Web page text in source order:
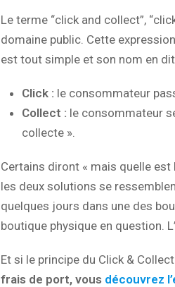
Le terme “click and collect”,
domaine public. Cette
est tout simple et son nom en
Click : le consommateur
Collect : le consommateur
collecte ».
Certains diront « mais quelle
les deux solutions se
quelques jours dans une des
boutique physique en question.
Et si le principe du Click &
frais de port, vous découvrez